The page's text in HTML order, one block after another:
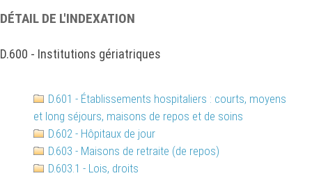
DÉTAIL DE L'INDEXATION
D.600 - Institutions gériatriques
D.601 - Établissements hospitaliers : courts, moyens
et long séjours, maisons de repos et de soins
D.602 - Hôpitaux de jour
D.603 - Maisons de retraite (de repos)
D.603.1 - Lois, droits